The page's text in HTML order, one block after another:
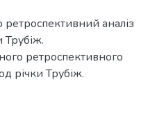
ретроспективний аналіз
Трубіж.
ретроспективного
річки Трубіж.